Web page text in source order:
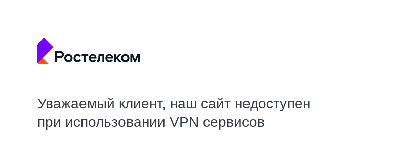
Уважаемый клиент, наш сайт недоступен
при использовании VPN сервисов